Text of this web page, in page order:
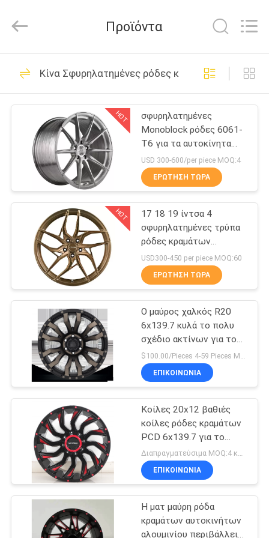
ΣΠΊΤΙ
ΠΡΟΪΌΝΤΑ
ΠΕΡΊΠΟΥ
ΕΜΕΊΣ
ΓΎΡΟΣ
ΕΡΓΟΣΤΑΣΊΩΝ
ΠΟΙΟΤΙΚΌΣ
ΈΛΕΓΧΟΣ
ΕΛΆΤΕ
ΕΠΑΦΉ
ΜΕ
ΖΗΤΉΣΤΕ
ΈΝΑ
ΑΠΌΣΠΑΣΜΑ
SITEMAP
Industry
Co.,Ltd.
Reserved.
Πετώντας ρόδες
κραμάτων
62
Σφυρηλατημένες
ρόδες κραμάτων
αργιλίου
51
Διαμορφωμένες
ροή ρόδες
κραμάτων
10
Ρόδες κραμάτων
αντιγράφου
47
Προϊόντα
Κίνα Σφυρηλατημένες ρόδες κραμάτων αργιλίου
HOT
σφυρηλατημένες
Monoblock ρόδες 6061-
T6 για τα αυτοκίνητα
απόδοσης
USD 300-600/per piece MOQ:4
ΕΡΏΤΗΣΗ ΤΏΡΑ
HOT
17 18 19 ίντσα 4
σφυρηλατημένες τρύπα
ρόδες κραμάτων
αργιλίου
USD300-450 per piece MOQ:60
ΕΡΏΤΗΣΗ ΤΏΡΑ
Ο μαύρος χαλκός R20
6x139.7 κυλά το πολυ
σχέδιο ακτίνων για το
πλαϊνό αυτοκίνητο
ΕΠΙΚΟΙΝΩΝΊΑ
Κοίλες 20x12 βαθιές
κοίλες ρόδες κραμάτων
PCD 6x139.7 για το
ΤΖΙΠ TOYOTA
Διαπραγματεύσιμα MOQ:4 κομμάτια
ΕΠΙΚΟΙΝΩΝΊΑ
Η ματ μαύρη ρόδα
κραμάτων αυτοκινήτων
αλουμινίου περιβάλλει